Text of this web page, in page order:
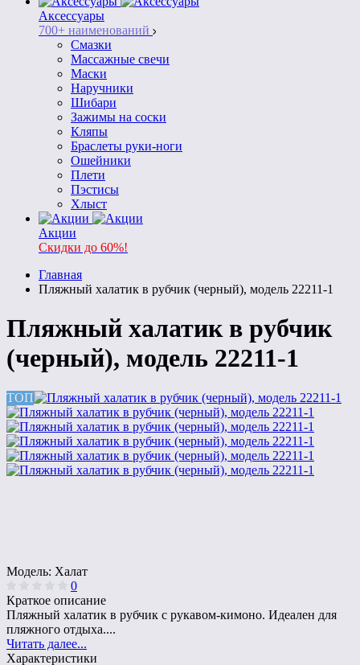
Аксессуары
700+ наименований
Смазки
Массажные свечи
Маски
Наручники
Шибари
Зажимы на соски
Кляпы
Браслеты руки-ноги
Ошейники
Плети
Пэстисы
Хлыст
Акции
Скидки до 60%!
Главная
Пляжный халатик в рубчик (черный), модель 22211-1
Пляжный халатик в рубчик
(черный), модель 22211-1
ТОП
Модель: Халат
0
Краткое описание
Пляжный халатик в рубчик с рукавом-кимоно. Идеален для
пляжного отдыха....
Читать далее...
Характеристики